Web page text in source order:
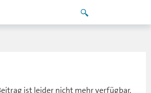
ist leider nicht mehr verfügbar.